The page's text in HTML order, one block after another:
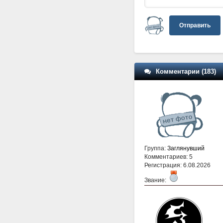
Отправить
Комментарии (183)
Группа: Заглянувший
Комментариев: 5
Регистрация: 6.08.2026
Звание: